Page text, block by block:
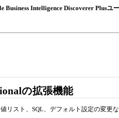
Business Intelligence Discoverer Plusユ
の拡張機能
リスト、SQL、デフォルト設定の変更